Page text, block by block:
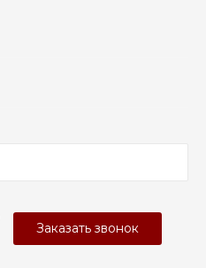
Заказать звонок